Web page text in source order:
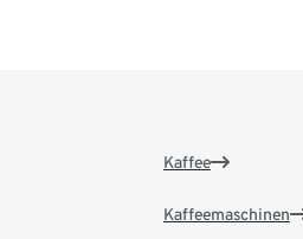
Kaffee
Kaffeemaschinen